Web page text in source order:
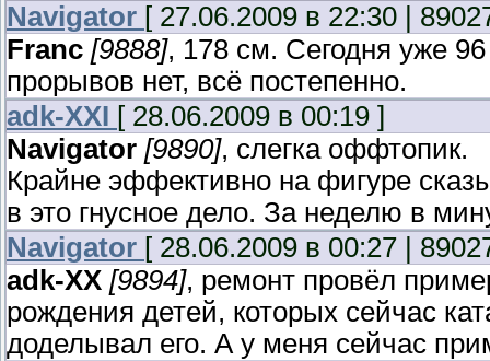
Navigator [ 27.06.2009 в 22:30 |
Franc [9888], 178 см. Сегодня уже
прорывов нет, всё постепенно.
adk-XXI [ 28.06.2009 в 00:19 ]
Navigator [9890], слегка оффтопик.
Крайне эффективно на фигуре
в это гнусное дело. За неделю в
Navigator [ 28.06.2009 в 00:27 |
adk-XX [9894], ремонт провёл
рождения детей, которых сейчас
доделывал его. А у меня сейчас